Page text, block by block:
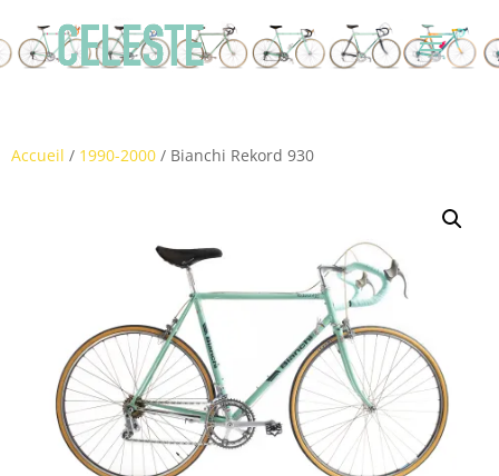
Accueil / 1990-2000 / Bianchi Rekord 930